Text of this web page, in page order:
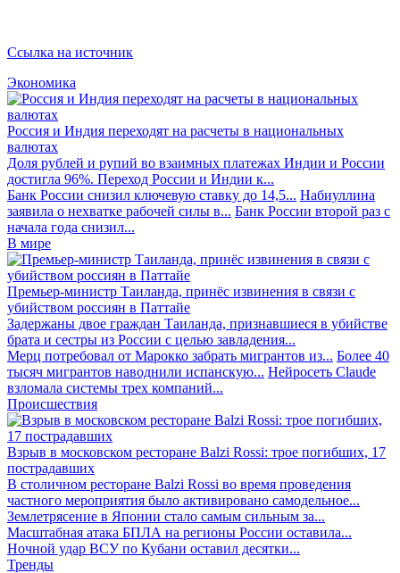
Ссылка на источник
Экономика
Россия и Индия переходят на расчеты в национальных
валютах
Доля рублей и рупий во взаимных платежах Индии и России
достигла 96%. Переход России и Индии к...
Банк России снизил ключевую ставку до 14,5... Набиуллина
заявила о нехватке рабочей силы в... Банк России второй раз с
начала года снизил...
В мире
Премьер-министр Таиланда, принёс извинения в связи с
убийством россиян в Паттайе
Задержаны двое граждан Таиланда, признавшиеся в убийстве
брата и сестры из России с целью завладения...
Мерц потребовал от Марокко забрать мигрантов из... Более 40
тысяч мигрантов наводнили испанскую... Нейросеть Claude
взломала системы трех компаний...
Происшествия
Взрыв в московском ресторане Balzi Rossi: трое погибших, 17
пострадавших
В столичном ресторане Balzi Rossi во время проведения
частного мероприятия было активировано самодельное...
Землетрясение в Японии стало самым сильным за...
Масштабная атака БПЛА на регионы России оставила...
Ночной удар ВСУ по Кубани оставил десятки...
Тренды